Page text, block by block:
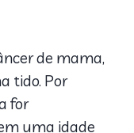
de mama,
tido. Por
for
uma idade